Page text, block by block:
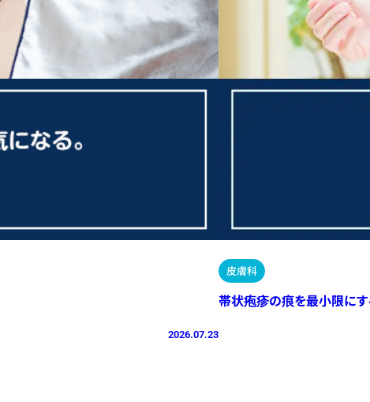
2026.07.23
皮膚科
帯状疱疹の痕を最小限にす